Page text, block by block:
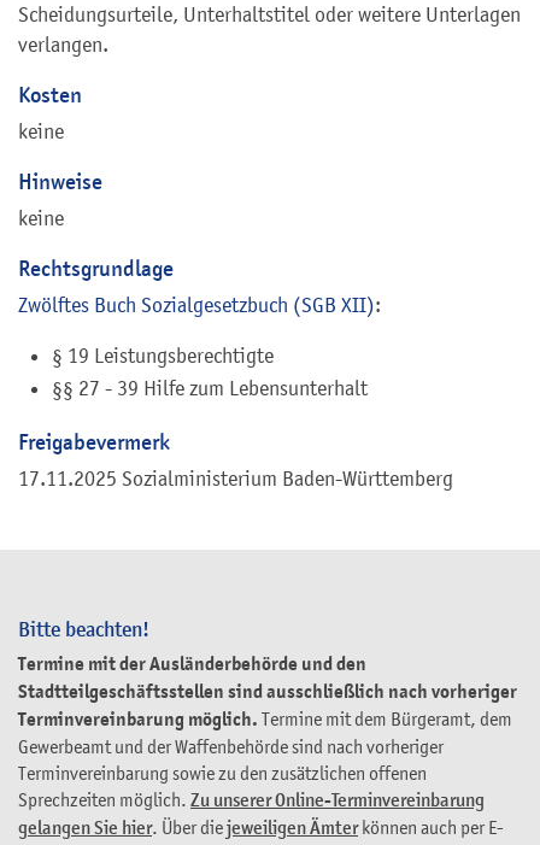
Bitte beachten!
Termine mit der Ausländerbehörde und den
Stadtteilgeschäftsstellen sind ausschließlich nach vorheriger
Terminvereinbarung möglich. Termine mit dem Bürgeramt, dem
Gewerbeamt und der Waffenbehörde sind nach vorheriger
Terminvereinbarung sowie zu den zusätzlichen offenen
Sprechzeiten möglich. Zu unserer Online-Terminvereinbarung
gelangen Sie hier. Über diejeweiligen Ämterkönnen auch per E-
Scheidungsurteile, Unterhaltstitel oder weitere Unterlagen
verlangen.
Kosten
keine
Hinweise
keine
Rechtsgrundlage
Zwölftes Buch Sozialgesetzbuch (SGB XII):
§ 19 Leistungsberechtigte
§§ 27 - 39 Hilfe zum Lebensunterhalt
Freigabevermerk
17.11.2025 Sozialministerium Baden-Württemberg